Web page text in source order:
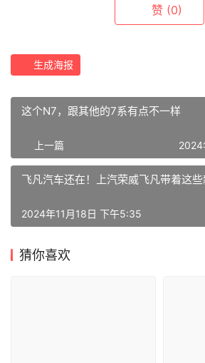
赞 (0)
生成海报
这个N7，跟其他的7系有点不一样
上一篇 2024
飞凡汽车还在！上汽荣威飞凡带着这
2024年11月18日 下午5:35
猜你喜欢